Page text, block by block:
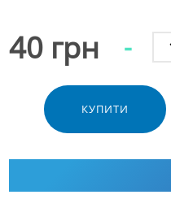
40 грн -
КУПИТИ